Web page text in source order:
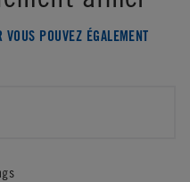
POUVEZ ÉGALEMENT